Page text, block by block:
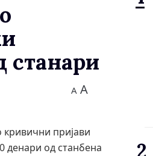
станари
A A
кривични пријави
денари од станбена